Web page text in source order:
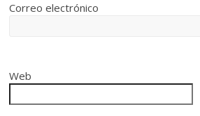
Correo electrónico
Web